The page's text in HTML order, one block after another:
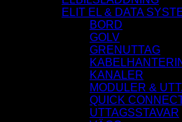
ELIT EL & DATA
BORD
GOLV
GRENUTTAG
KANALER
MODULER &
QUICK
UTTAGSSTAVAR